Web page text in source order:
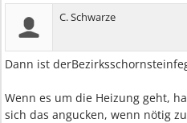
C. Schwarze
Dann ist
Wenn es um die Heizung geht,
sich das angucken, wenn nötig